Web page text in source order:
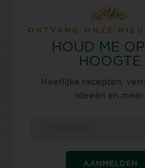
ONTVANG ONZE
HOUD ME
HOOGTE
Heerlijke recepten,
ideeën en meer.
AANMELDEN